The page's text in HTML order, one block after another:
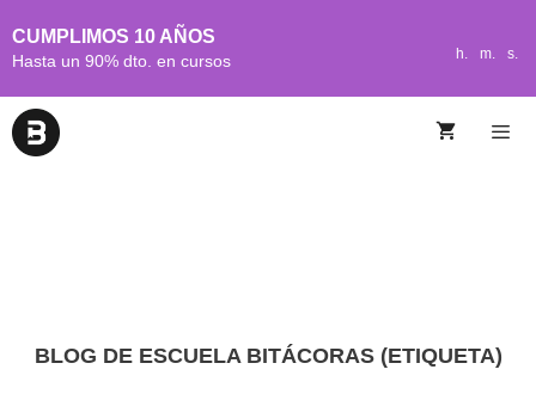
CUMPLIMOS 10 AÑOS
Hasta un 90% dto. en cursos h. m. s.
BLOG DE ESCUELA BITÁCORAS (ETIQUETA)